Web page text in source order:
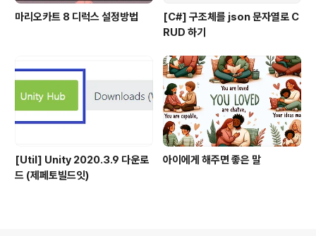
마리오카트 8 디럭스 설정방법
[C#] 구조체를 json 문자열로 C
RUD 하기
[Util] Unity 2020.3.9 다운로
드 (제페토빌드잇)
아이에게 해주면 좋은 말